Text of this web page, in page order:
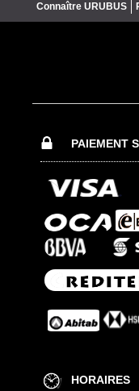
Connaître URUBUS
PAIEMENT
HORAIRES